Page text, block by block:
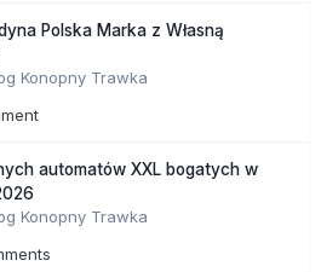
Polska Marka z Własną
Konopny Trawka
automatów XXL bogatych w
Konopny Trawka